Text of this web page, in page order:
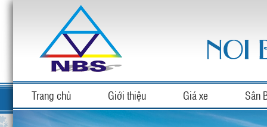
Trang chủ Giới thiệu Giá xe Sân